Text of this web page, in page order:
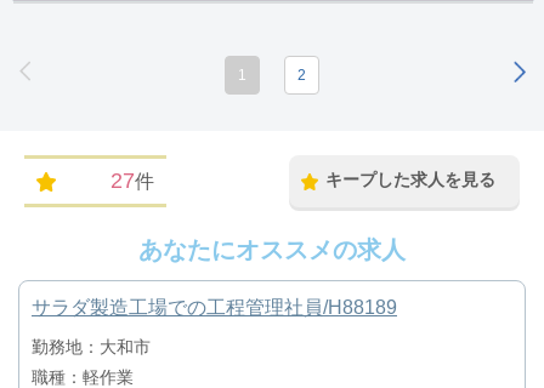
1 2
27件 キープした求人を見る
あなたにオススメの求人
サラダ製造工場での工程管理社員/H88189
勤務地：大和市
職種：軽作業